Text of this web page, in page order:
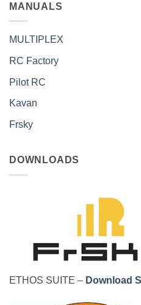
MANUALS
MULTIPLEX
RC Factory
Pilot RC
Kavan
Frsky
DOWNLOADS
ETHOS SUITE – Download